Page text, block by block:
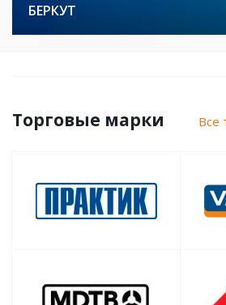
БЕРКУТ
Торговые марки Все